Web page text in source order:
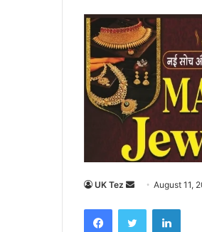
UK Tez
n
August 11,